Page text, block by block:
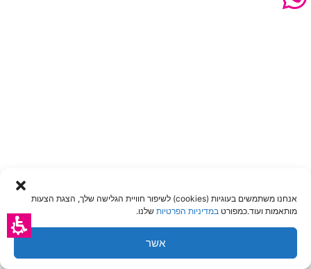
אנחנו משתמשים בעוגיות (cookies) לשיפור חוויית הגלישה שלך, הצגת הצעות
מותאמות ועוד.כמפורט במדיניות הפרטיות שלנו.
אשר